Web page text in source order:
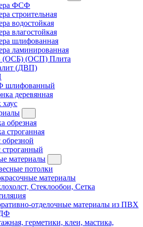
ФСФ
строительная
водостойкая
влагостойкая
шлифованная
ламинированная
(ОСБ) (ОСП) Плита
(ДВП)
деревянная
хаус
обрезная
строганная
обрезной
строганный
материалы
потолки
материалы
Стеклообои, Сетка
отделочные материалы из ПВХ
герметики, клеи, мастика,